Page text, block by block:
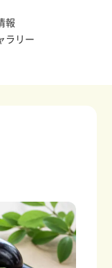
報
ラリー